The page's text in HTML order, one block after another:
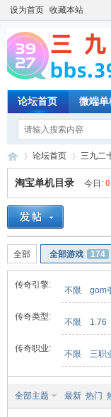
设为首页 收藏本站
论坛首页 微端
»
论坛首页 三九二
淘宝单机目录 今日: 0
全部 全部游戏 174
传奇引擎:
不限 gom
传奇类型:
不限 1.76
传奇职业:
不限 三职
全部主题 最新 热门